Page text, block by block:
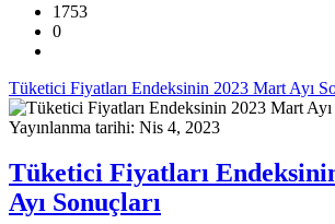
1753
0
Tüketici Fiyatları Endeksinin 2023 Mart Ayı
Yayınlanma tarihi: Nis 4, 2023
Tüketici Fiyatları
Ayı Sonuçları